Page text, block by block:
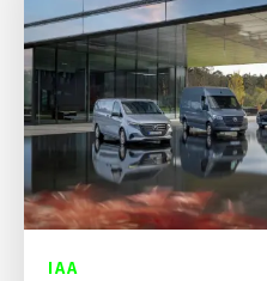
IAA